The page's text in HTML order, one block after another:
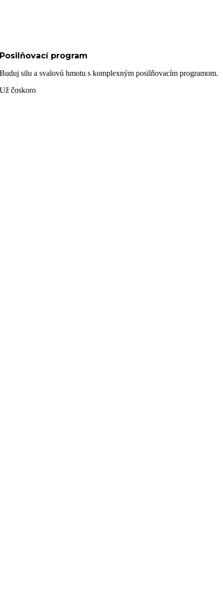
Posilňovací program
Buduj silu a svalovú hmotu s komplexným posilňovacím programom.
Už čoskoro